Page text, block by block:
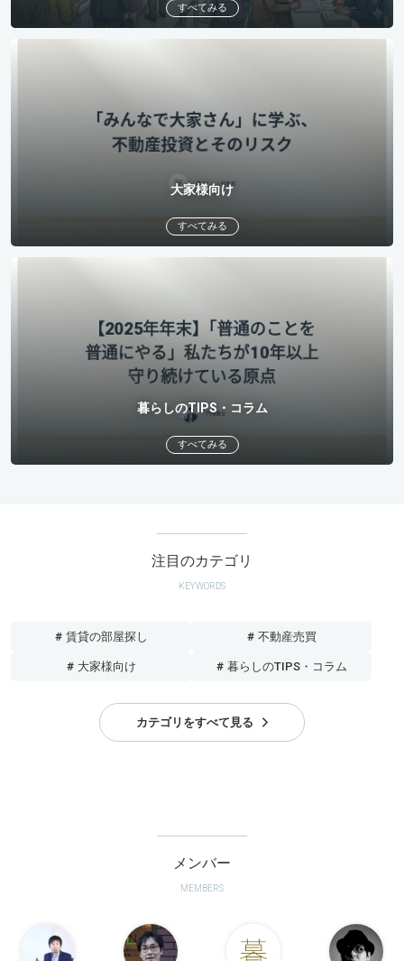
すべてみる
大家様向け
すべてみる
暮らしのTIPS・コラム
すべてみる
注目のカテゴリ
KEYWORDS
# 賃貸の部屋探し # 不動産売買
# 大家様向け # 暮らしのTIPS・コラム
カテゴリをすべて見る
メンバー
MEMBERS